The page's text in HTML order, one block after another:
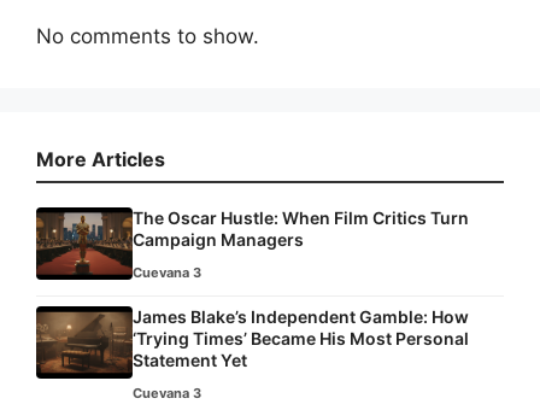
No comments to show.
More Articles
The Oscar Hustle: When Film Critics Turn
Campaign Managers
Cuevana 3
James Blake’s Independent Gamble: How
‘Trying Times’ Became His Most Personal
Statement Yet
Cuevana 3